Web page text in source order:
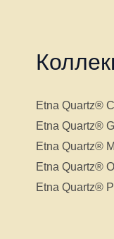
Etna Quartz®
Etna Quartz®
Etna Quartz®
Etna Quartz®
Etna Quartz®